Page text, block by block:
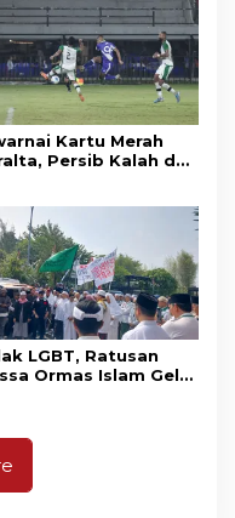
Kartu Merah
Persib Kalah dari
LGBT, Ratusan
Ormas Islam Gelar